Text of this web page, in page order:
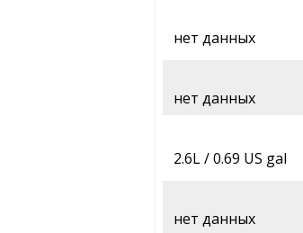
нет данных
нет данных
2.6L / 0.69 US gal
нет данных